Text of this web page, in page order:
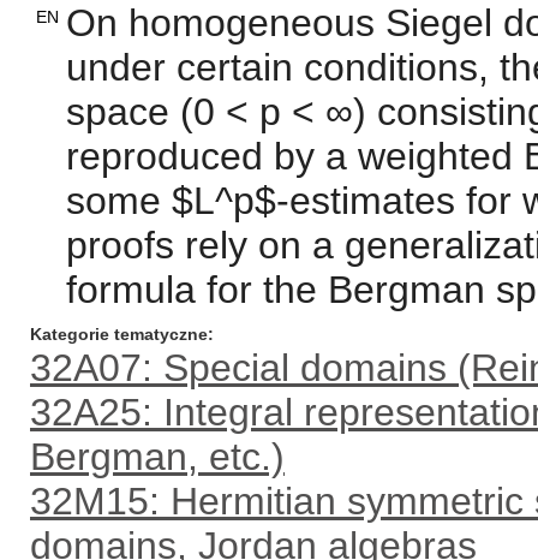
EN On homogeneous Siegel
under certain conditions,
space (0 < p < ∞)
reproduced by a weighted
some $L^p$-estimates for
proofs rely on a
formula for the Bergman
Kategorie tematyczne
32A07: Special domains
32A25: Integral
Bergman, etc.)
32M15: Hermitian
domains, Jordan algebras